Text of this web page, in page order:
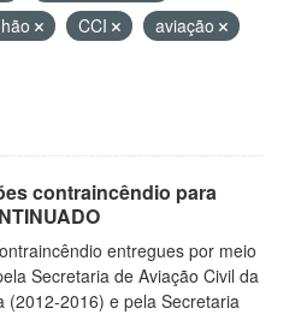
CCI
aviação
contraincêndio para
entregues por meio
Secretaria de Aviação Civil da
(2012-2016) e pela Secretaria